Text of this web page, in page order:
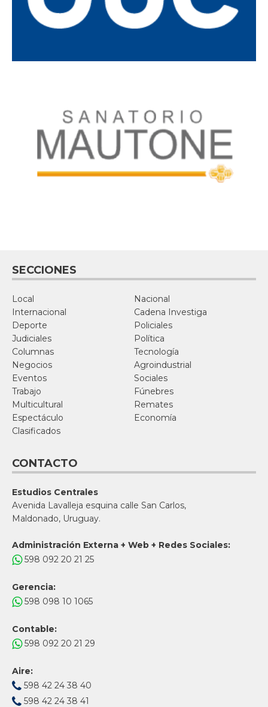
SECCIONES
Local
Nacional
Internacional
Cadena Investiga
Deporte
Policiales
Judiciales
Política
Columnas
Tecnología
Negocios
Agroindustrial
Eventos
Sociales
Trabajo
Fúnebres
Multicultural
Remates
Espectáculo
Economía
Clasificados
CONTACTO
Estudios Centrales
Avenida Lavalleja esquina calle San Carlos,
Maldonado, Uruguay.
Administración Externa + Web + Redes Sociales:
598 092 20 21 25
Gerencia:
598 098 10 1065
Contable:
598 092 20 21 29
Aire:
598 42 24 38 40
598 42 24 38 41